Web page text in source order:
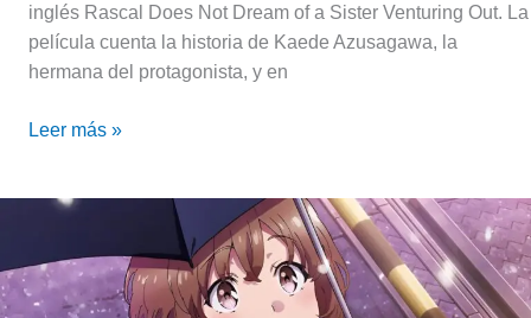
inglés Rascal Does Not Dream of a Sister Venturing Out. La
película cuenta la historia de Kaede Azusagawa, la
hermana del protagonista, y en
Leer más »
Bunny
Senpai:
se